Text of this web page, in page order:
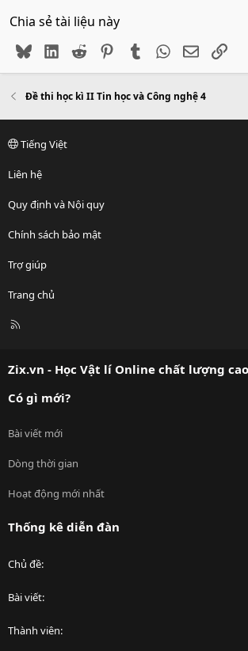
Chia sẻ tài liệu này
BlueskyLinkedIn
Reddit PinterestTumblr WhatsApp
EmailLink
Đề thi học kì II Tin học và Công nghệ 4
Tiếng Việt
Liên hệ
Quy định và Nội quy
Chính sách bảo mật
Trợ giúp
Trang chủ
R
Zix.vn - Học Vật lí Online chất lượng cao
Có gì mới?
Bài viết mới
Dòng thời gian
Hoạt động mới nhất
Thống kê diễn đàn
Chủ đề
Bài viết
Thành viên